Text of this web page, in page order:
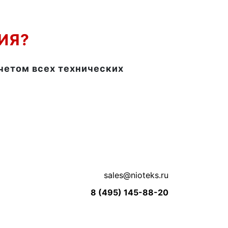
всех технических
sales@nioteks.ru
8 (495) 145-88-20